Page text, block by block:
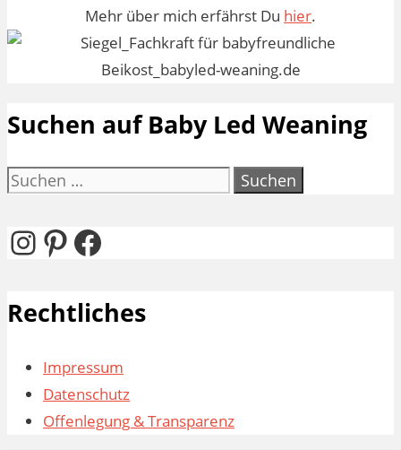
Mehr über mich erfährst Du hier.
Suchen auf Baby Led Weaning
Suchen
Instagram
Pinterest
Facebook
Rechtliches
Impressum
Datenschutz
Offenlegung & Transparenz